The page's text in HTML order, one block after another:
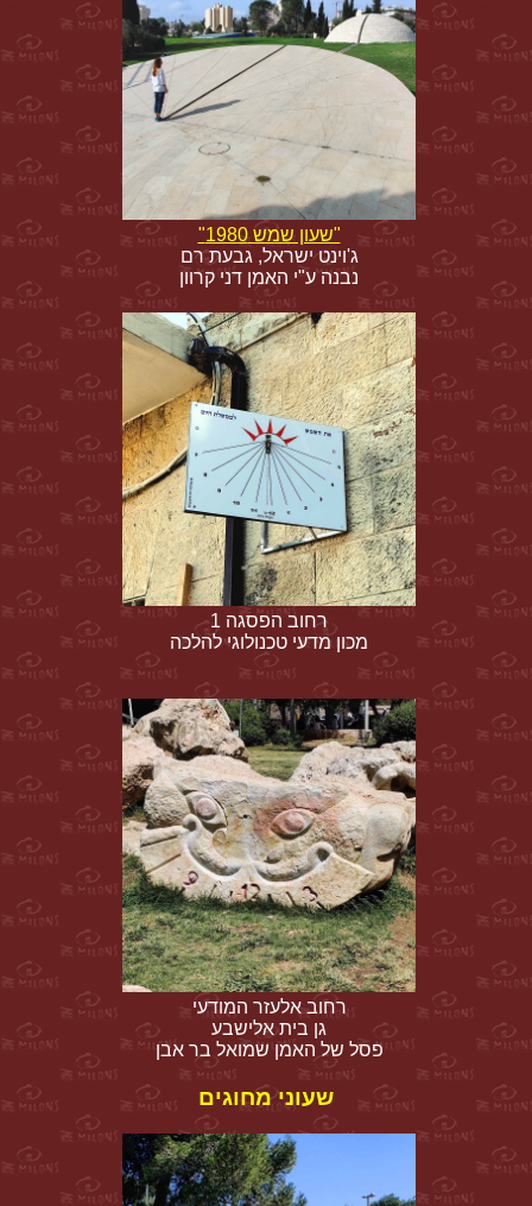
"שעון שמש 1980"
ג'וינט ישראל, גבעת רם
נבנה ע"י האמן דני קרוון
רחוב הפסגה 1
מכון מדעי טכנולוגי להלכה
רחוב אלעזר המודעי
גן בית אלישבע
פסל של האמן שמואל בר אבן
שעוני מחוגים